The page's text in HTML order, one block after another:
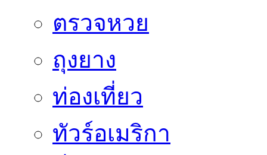
ตรวจหวย
ถุงยาง
ท่องเที่ยว
ทัวร์อเมริกา